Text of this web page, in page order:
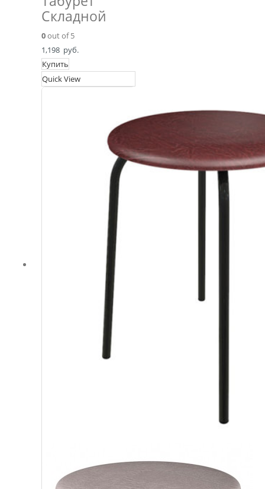
Складной
0out of 5
1,198 руб.
Купить
Quick View